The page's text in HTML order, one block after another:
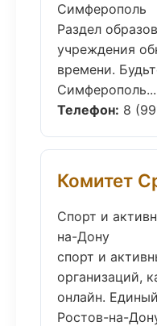
Симферополь
Раздел
учреждения
времени.
Телефон: 8
Комитет
Спорт и
на-Дону
спорт и
организаций,
онлайн.
Ростов-на-